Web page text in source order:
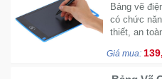
Công
Bảng vẽ
có chức
thiết, an
bấm tiện
Giá mua: